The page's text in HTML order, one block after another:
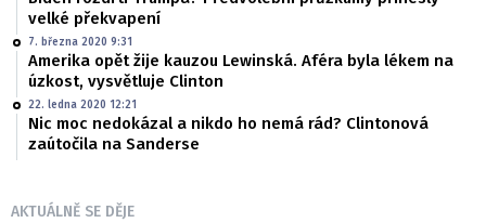
velké překvapení
7. března 2020 9:31
Amerika opět žije kauzou Lewinská. Aféra byla lékem na
úzkost, vysvětluje Clinton
22. ledna 2020 12:21
Nic moc nedokázal a nikdo ho nemá rád? Clintonová
zaútočila na Sanderse
AKTUÁLNĚ SE DĚJE